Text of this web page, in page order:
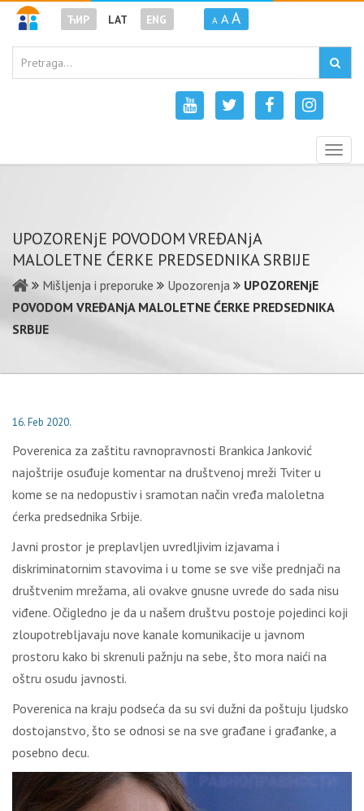
ЋИР LAT ENG A A A
UPOZORENjE POVODOM VREĐANjA
MALOLETNE ĆERKE PREDSEDNIKA SRBIJE
Mišljenja i preporuke Upozorenja
UPOZORENjE
POVODOM VREĐANjA MALOLETNE ĆERKE PREDSEDNIKA
SRBIJE
16. Feb 2020.
Poverenica za zaštitu ravnopravnosti Brankica Janković
najoštrije osuđuje komentar na društvenoj mreži Tviter u
kome se na nedopustiv i sramotan način vređa maloletna
ćerka predsednika Srbije.
Javni prostor je preplavljen uvredljivim izjavama i
diskriminatornim stavovima i u tome se sve više prednjači na
društvenim mrežama, ali ovakve gnusne uvrede do sada nisu
viđene. Očigledno je da u našem društvu postoje pojedinci koji
zloupotrebljavaju nove kanale komunikacije u javnom
prostoru kako bi skrenuli pažnju na sebe, što mora naići na
oštru osudu javnosti.
Poverenica na kraju podseća da su svi dužni da poštuju ljudsko
dostojanstvo, što se odnosi se na sve građane i građanke, a
posebno decu.